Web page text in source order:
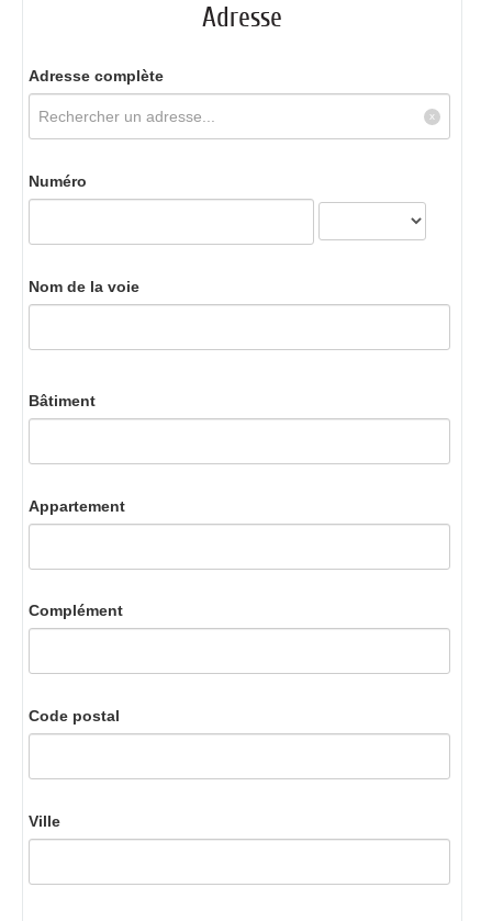
Adresse
Adresse complète
Numéro
Nom de la voie
Bâtiment
Appartement
Complément
Code postal
Ville